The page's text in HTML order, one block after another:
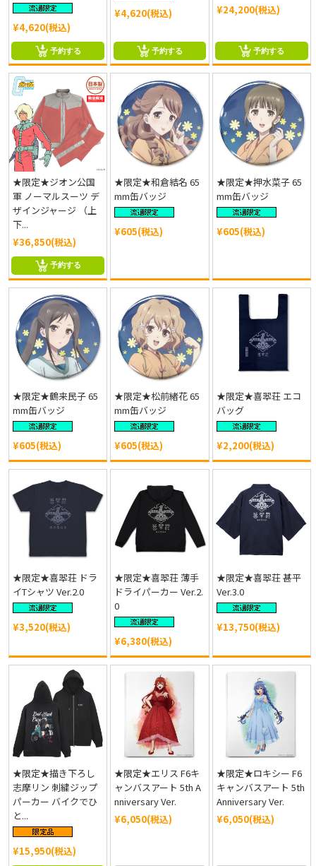
¥4,620(税込)
予約する
¥4,620(税込)
予約する
¥24,200(税込)
予約する
★限定★ジオン公国
軍 ノーマルスーツ デ
ザインジャージ （上
下...
¥36,850(税込)
予約する
★限定★和倉結名 65
mm缶バッジ
¥605(税込)
★限定★押水菜子 65
mm缶バッジ
¥605(税込)
★限定★鶴来民子 65
mm缶バッジ
¥605(税込)
★限定★松前緒花 65
mm缶バッジ
¥605(税込)
★限定★喜翆荘 エコ
バッグ
¥2,200(税込)
★限定★喜翆荘 ドラ
イTシャツ Ver.2.0
¥3,520(税込)
★限定★喜翆荘 薄手
ドライパーカー Ver.2.
0
¥6,380(税込)
★限定★喜翆荘 甚平
Ver.3.0
¥13,750(税込)
★限定★描き下ろし
志摩リン 刺繍ジップ
パーカー バイクでひ
と...
¥15,950(税込)
★限定★エリス F6キ
ャンバスアート 5th A
nniversary Ver.
¥6,050(税込)
★限定★ロキシー F6
キャンバスアート 5th
Anniversary Ver.
¥6,050(税込)